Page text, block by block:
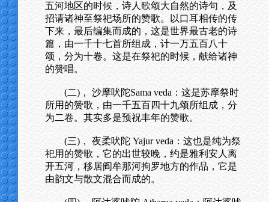
五河地区的时候，诗人歌颂大自然的诗句，及
招请诸神至祭祀场所的赞歌。以口耳相传的传
下来，最后编集而成的，这是世界最古老的诗
篇，由一千十七首所组成，计一万五百八十
颂，分为十卷。这是在祭祀的时候，献给诸神
的赞唱。
(二)， 沙摩吠陀Sama veda：这是苏摩祭时
所用的赞歌，由一千五百四十九颂所组成，分
为二卷。其实多是预祝丰年的赞歌。
(三)， 夜柔吠陀 Yajur veda：这也是纯为祭
祀用的赞歌，它的出世较晚，约是雅利安人离
开五河，移居阎牟那河拘罗地方的作品，它是
由韵文与散文混合而成的。